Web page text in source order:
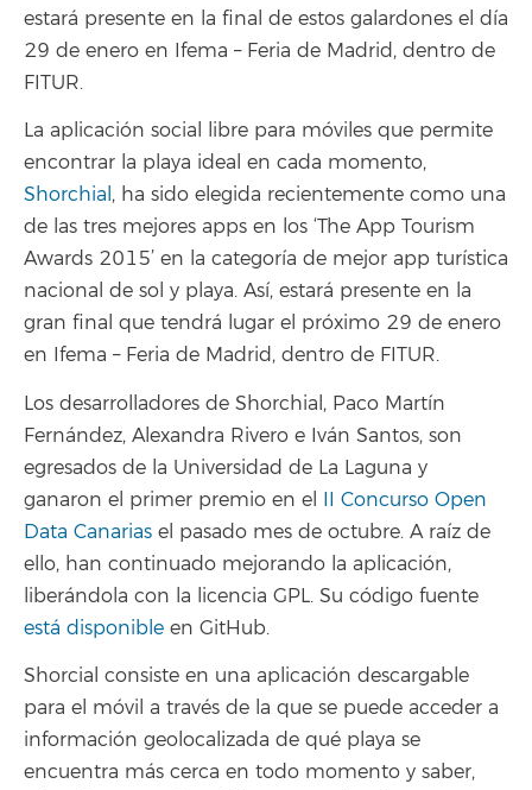
estará presente en la final de estos galardones el día
29 de enero en Ifema – Feria de Madrid, dentro de
FITUR.
La aplicación social libre para móviles que permite
encontrar la playa ideal en cada momento,
Shorchial, ha sido elegida recientemente como una
de las tres mejores apps en los ‘The App Tourism
Awards 2015’ en la categoría de mejor app turística
nacional de sol y playa. Así, estará presente en la
gran final que tendrá lugar el próximo 29 de enero
en Ifema – Feria de Madrid, dentro de FITUR.
Los desarrolladores de Shorchial, Paco Martín
Fernández, Alexandra Rivero e Iván Santos, son
egresados de la Universidad de La Laguna y
ganaron el primer premio en el II Concurso Open
Data Canarias el pasado mes de octubre. A raíz de
ello, han continuado mejorando la aplicación,
liberándola con la licencia GPL. Su código fuente
está disponible en GitHub.
Shorcial consiste en una aplicación descargable
para el móvil a través de la que se puede acceder a
información geolocalizada de qué playa se
encuentra más cerca en todo momento y saber,